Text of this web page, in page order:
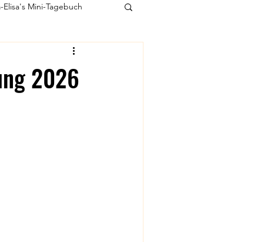
Elisa's Mini-Tagebuch
Kausale Medizin
2026